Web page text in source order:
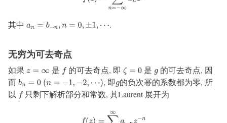
其中 an=b−n,n=0, ±1 ,⋯ .
无穷为可去奇点
如果z=∞ 是 f的可去奇点, 即 ζ=0 是 g的可去奇点, 因
而bn =0 (n=−1,−2, ⋯) , 即g的负次幂的系数都为零, 所
以 f只剩下解析部分和常数, 其Laurent 展开为
f(z)= =0∞ a z−n